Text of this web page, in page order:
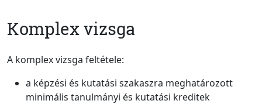
Komplex vizsga
A komplex vizsga feltétele:
a képzési és kutatási szakaszra meghatározott
minimális tanulmányi és kutatási kreditek